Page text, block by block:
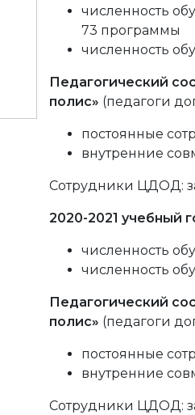
численность
73 программы
численность
Педагогический
полис» (педагоги
постоянные
внутренние
Сотрудники ЦДОД:
2020-2021 учебный
численность
численность
Педагогический
полис» (педагоги
постоянные
внутренние
Сотрудники ЦДОД: